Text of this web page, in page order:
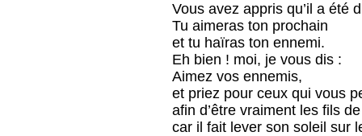
Vous avez appris qu’il a été
Tu aimeras ton prochain
et tu haïras ton ennemi.
Eh bien ! moi, je vous dis :
Aimez vos ennemis,
et priez pour ceux qui vous
afin d’être vraiment les fils
car il fait lever son soleil sur